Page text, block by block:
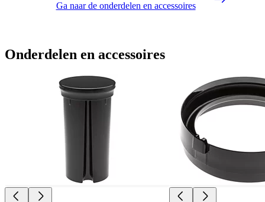
Ga naar de onderdelen en accessoires
Onderdelen en accessoires